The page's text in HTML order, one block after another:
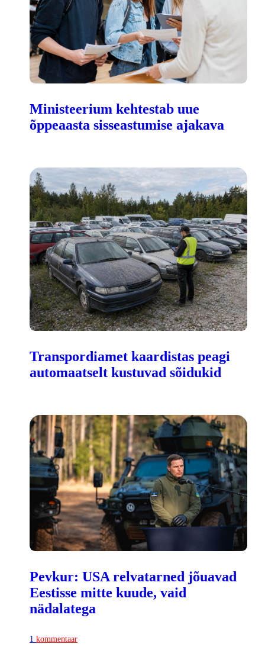
Ministeerium kehtestab uue
õppeaasta sisseastumise ajakava
Transpordiamet kaardistas peagi
automaatselt kustuvad sõidukid
Pevkur: USA relvatarned jõuavad
Eestisse mitte kuude, vaid
nädalatega
1 kommentaar